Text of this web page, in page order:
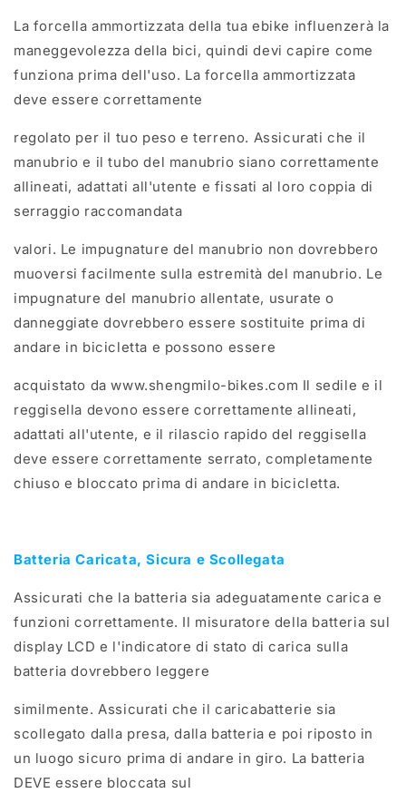
La forcella ammortizzata della tua ebike influenzerà la
maneggevolezza della bici, quindi devi capire come
funziona prima dell'uso. La forcella ammortizzata
deve essere correttamente
regolato per il tuo peso e terreno. Assicurati che il
manubrio e il tubo del manubrio siano correttamente
allineati, adattati all'utente e fissati al loro coppia di
serraggio raccomandata
valori. Le impugnature del manubrio non dovrebbero
muoversi facilmente sulla estremità del manubrio. Le
impugnature del manubrio allentate, usurate o
danneggiate dovrebbero essere sostituite prima di
andare in bicicletta e possono essere
acquistato da www.shengmilo-bikes.com Il sedile e il
reggisella devono essere correttamente allineati,
adattati all'utente, e il rilascio rapido del reggisella
deve essere correttamente serrato, completamente
chiuso e bloccato prima di andare in bicicletta.
Batteria Caricata, Sicura e Scollegata
Assicurati che la batteria sia adeguatamente carica e
funzioni correttamente. Il misuratore della batteria sul
display LCD e l'indicatore di stato di carica sulla
batteria dovrebbero leggere
similmente. Assicurati che il caricabatterie sia
scollegato dalla presa, dalla batteria e poi riposto in
un luogo sicuro prima di andare in giro. La batteria
DEVE essere bloccata sul